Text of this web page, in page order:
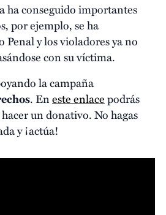
ha conseguido importantes
por ejemplo, se ha
y los violadores ya no
con su víctima.
la campaña
. Eneste enlacepodrás
un donativo. No hagas
y ¡actúa!